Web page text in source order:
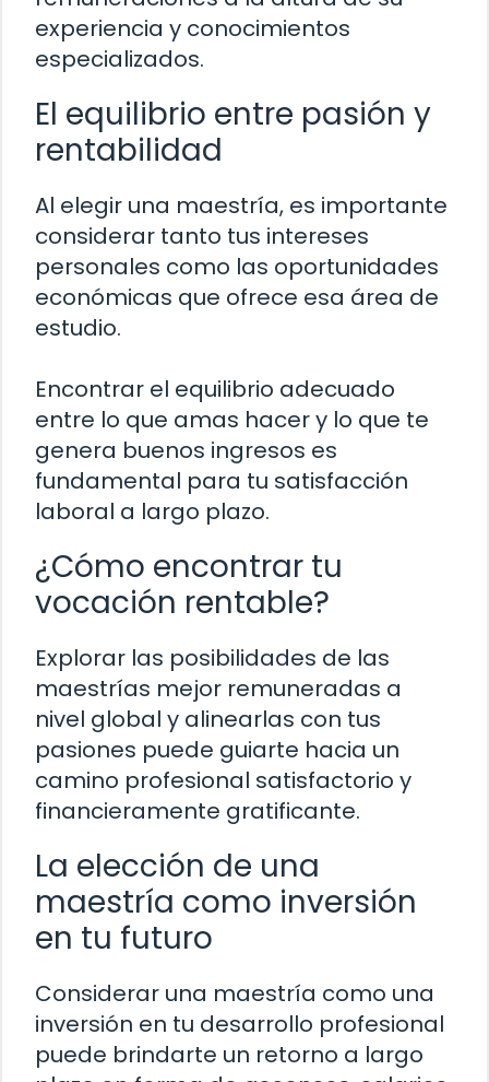
experiencia y conocimientos
especializados.
El equilibrio entre pasión y
rentabilidad
Al elegir una maestría, es importante
considerar tanto tus intereses
personales como las oportunidades
económicas que ofrece esa área de
estudio.
Encontrar el equilibrio adecuado
entre lo que amas hacer y lo que te
genera buenos ingresos es
fundamental para tu satisfacción
laboral a largo plazo.
¿Cómo encontrar tu
vocación rentable?
Explorar las posibilidades de las
maestrías mejor remuneradas a
nivel global y alinearlas con tus
pasiones puede guiarte hacia un
camino profesional satisfactorio y
financieramente gratificante.
La elección de una
maestría como inversión
en tu futuro
Considerar una maestría como una
inversión en tu desarrollo profesional
puede brindarte un retorno a largo